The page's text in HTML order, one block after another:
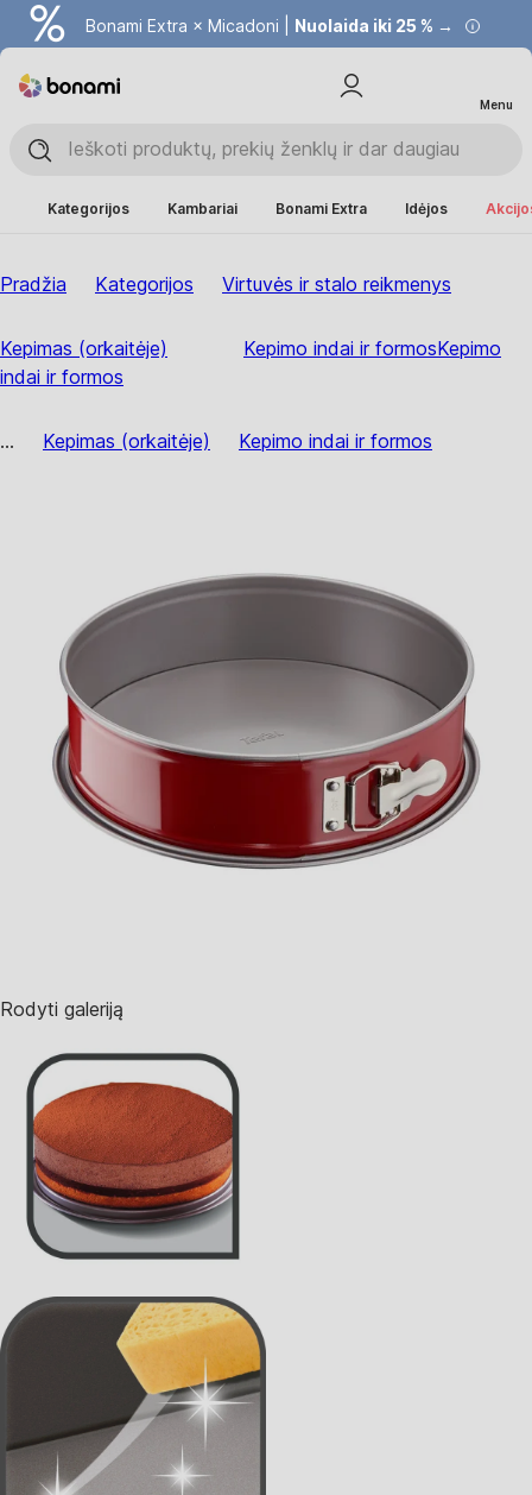
Bonami Extra × Micadoni | Nuolaida iki 25 % →
Menu
Kategorijos Kambariai Bonami Extra Idėjos
Pradžia Kategorijos Virtuvės ir stalo reikmenys
Kepimas (orkaitėje) Kepimo indai ir formosKepimo
indai ir formos
... Kepimas (orkaitėje) Kepimo indai ir formos
Rodyti galeriją